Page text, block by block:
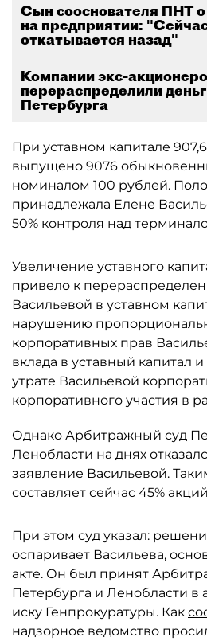
Сын сооснователя ПНТ о
на предприятии:
откатывается назад"
Компании экс-
перераспределили
Петербурга
При уставном капитале
выпущено 9076
номиналом 100 рублей.
принадлежала Елене
50% контроля над
Увеличение уставного
привело к
Васильевой в уставном
нарушению
корпоративных прав
вклада в уставный капитал
утрате Васильевой
корпоративного участия в
Однако Арбитражный суд
Ленобласти на днях
заявление Васильевой.
составляет сейчас 45%
При этом суд указал:
оспаривает Васильева,
акте. Он был принят
Петербурга и Ленобласти в
иску Генпрокуратуры. Как
надзорное ведомство